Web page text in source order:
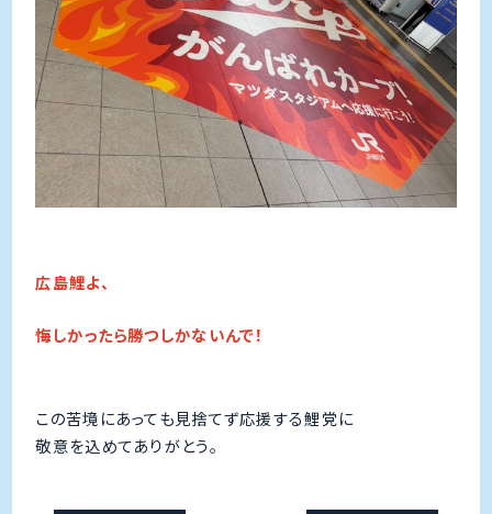
広島鯉よ、
悔しかったら勝つしかないんで！
この苦境にあっても見捨てず応援する鯉党に
敬意を込めてありがとう。